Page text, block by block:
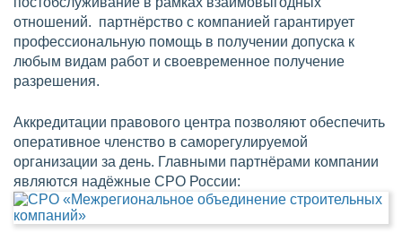
отношений. партнёрство с компанией гарантирует
профессиональную помощь в получении допуска к
любым видам работ и своевременное получение
разрешения.
Аккредитации правового центра позволяют обеспечить
оперативное членство в саморегулируемой
организации за день. Главными партнёрами компании
являются надёжные СРО России: